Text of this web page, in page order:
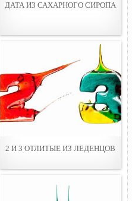
ДАТА ИЗ САХАРНОГО СИРОПА
2 И 3 ОТЛИТЫЕ ИЗ ЛЕДЕНЦОВ